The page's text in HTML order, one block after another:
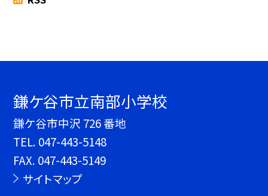
鎌ケ谷市立南部小学校
鎌ケ谷市中沢 726 番地
TEL. 047-443-5148
FAX. 047-443-5149
サイトマップ